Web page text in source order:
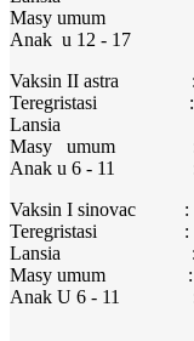
Masy umum
Anak u 12 -
Vaksin II astra
Teregristasi :
Lansia :
Masy umum :
Anak u 6 - 11
Vaksin I sinovac :
Teregristasi :
Lansia :
Masy umum :
Anak U 6 - 11